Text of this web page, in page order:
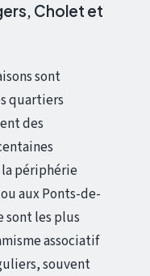
Cholet et
sont
quartiers
des
la périphérie
aux Ponts-de-
sont les plus
associatif
souvent